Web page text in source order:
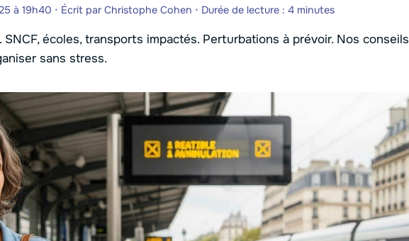
à 19h40 • Écrit par Christophe Cohen • Durée de lecture : 4 minutes
SNCF, écoles, transports impactés. Perturbations à prévoir. Nos conseils
sans stress.